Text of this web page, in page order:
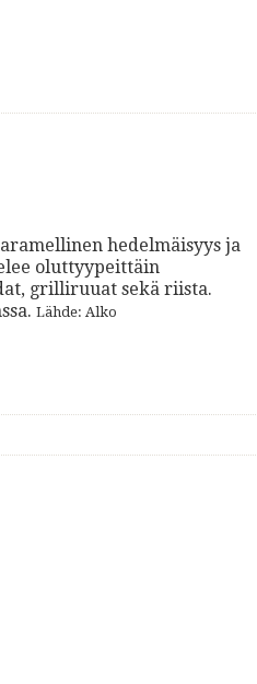
hedelmäisyys ja
oluttyypeittäin
grilliruuat sekä riista.
Lähde: Alko